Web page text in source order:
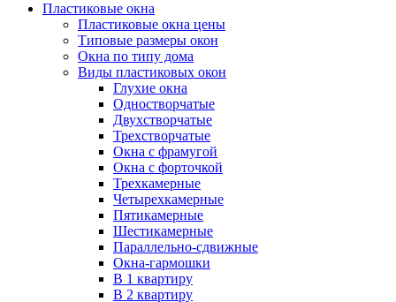
Пластиковые окна
Пластиковые окна цены
Типовые размеры окон
Окна по типу дома
Виды пластиковых окон
Глухие окна
Одностворчатые
Двухстворчатые
Трехстворчатые
Окна с фрамугой
Окна с форточкой
Трехкамерные
Четырехкамерные
Пятикамерные
Шестикамерные
Параллельно-сдвижные
Окна-гармошки
В 1 квартиру
В 2 квартиру